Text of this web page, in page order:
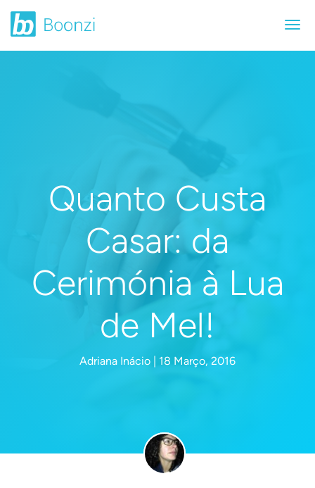
Quanto Custa
Casar: da
Cerimónia à Lua
de Mel!
Adriana Inácio | 18 Março, 2016